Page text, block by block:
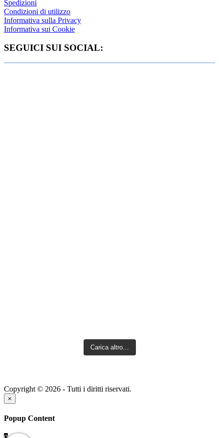
Spedizioni
Condizioni di utilizzo
Informativa sulla Privacy
Informativa sui Cookie
SEGUICI SUI SOCIAL:
Carica altro…
Copyright © 2026 - Tutti i diritti riservati.
×
Popup Content